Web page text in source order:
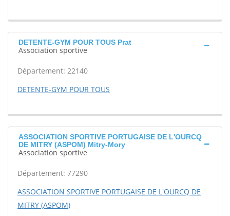
DETENTE-GYM POUR TOUS Prat
Association sportive
Département: 22140
DETENTE-GYM POUR TOUS
ASSOCIATION SPORTIVE PORTUGAISE DE L'OURCQ
DE MITRY (ASPOM) Mitry-Mory
Association sportive
Département: 77290
ASSOCIATION SPORTIVE PORTUGAISE DE L'OURCQ DE
MITRY (ASPOM)